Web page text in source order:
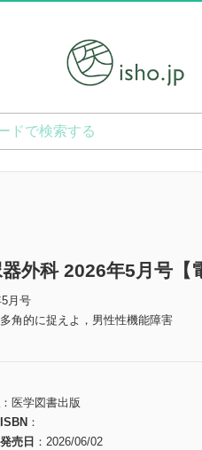
外科 2026年5月号【
月号
角的に捉えよ，男性性機能障害
医学図書出版
売日
2026/06/02